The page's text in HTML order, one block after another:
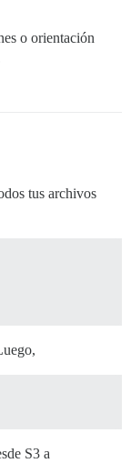
o orientación
tus archivos
S3 a